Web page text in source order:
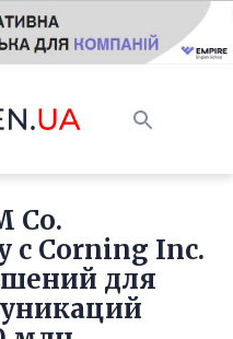
Co.
с Corning Inc.
для